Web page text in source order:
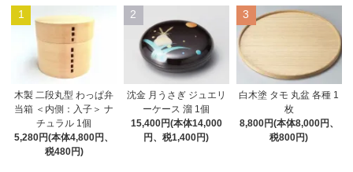
1
木製 二段丸型 わっぱ弁
当箱 ＜内側：入子＞ ナ
チュラル 1個
5,280円(本体4,800円、
税480円)
2
沈金 月うさぎ ジュエリ
ーケース 溜 1個
15,400円(本体14,000
円、税1,400円)
3
白木塗 タモ 丸盆 各種 1
枚
8,800円(本体8,000円、
税800円)